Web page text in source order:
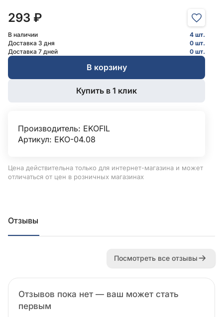
293 ₽
В наличии
4 шт.
Доставка 3 дня
0 шт.
Доставка 7 дней
0 шт.
В корзину
Купить в 1 клик
Производитель: EKOFIL
Артикул: EKO-04.08
Цена действительна только для интернет-магазина и может
отличаться от цен в розничных магазинах
Отзывы
Посмотреть все отзывы
Отзывов пока нет — ваш может стать
первым